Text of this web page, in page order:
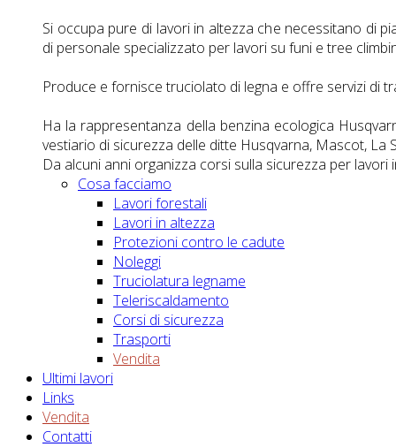
Si occupa pure di lavori in altezza che necessitano di
di personale specializzato per lavori su funi e tree
Produce e fornisce truciolato di legna e offre servizi di
Ha la rappresentanza della benzina ecologica
vestiario di sicurezza delle ditte Husqvarna, Mascot, La
Da alcuni anni organizza corsi sulla sicurezza per lavori
Cosa facciamo
Lavori forestali
Lavori in altezza
Protezioni contro le cadute
Noleggi
Truciolatura legname
Teleriscaldamento
Corsi di sicurezza
Trasporti
Vendita
Ultimi lavori
Links
Vendita
Contatti